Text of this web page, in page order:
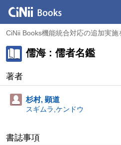
CiNii Books機能統合対応の追加実施
儒海 : 儒者名鑑
著者
杉村, 顕道
スギムラ,ケンドウ
書誌事項